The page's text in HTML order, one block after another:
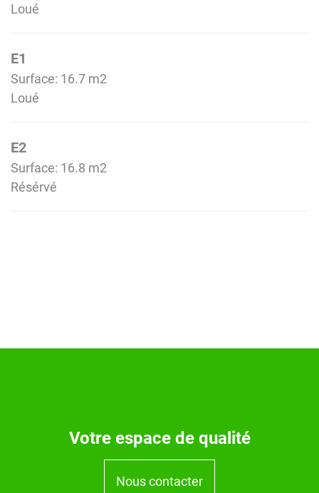
Loué
E1
Surface: 16.7 m2
Loué
E2
Surface: 16.8 m2
Résérvé
Votre espace de qualité
Nous contacter